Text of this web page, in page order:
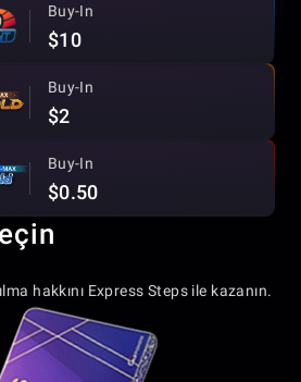
Buy-In
$0.50
Buy-In
$2
Buy-In
$10
hakkını Express Steps ile kazanın.